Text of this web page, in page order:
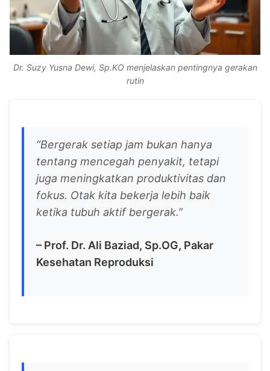
Dr. Suzy Yusna Dewi, Sp.KO menjelaskan pentingnya gerakan
rutin
“Bergerak setiap jam bukan hanya
tentang mencegah penyakit, tetapi
juga meningkatkan produktivitas dan
fokus. Otak kita bekerja lebih baik
ketika tubuh aktif bergerak.”
– Prof. Dr. Ali Baziad, Sp.OG, Pakar
Kesehatan Reproduksi